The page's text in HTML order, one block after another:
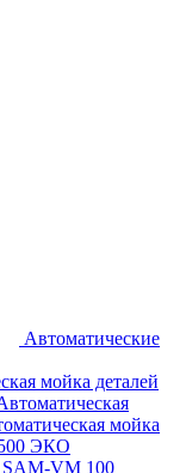
Автоматические
мойка деталей
мойка
ЭКО
SAM-VM 100